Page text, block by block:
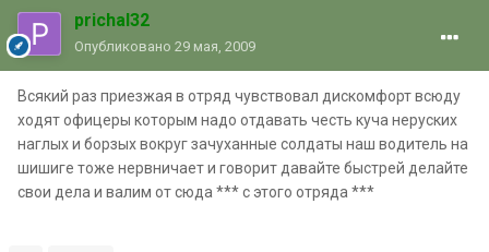
prichal32
Опубликовано 29 мая, 2009
Всякий раз приезжая в отряд чувствовал дискомфорт всюду
ходят офицеры которым надо отдавать честь куча неруских
наглых и борзых вокруг зачуханные солдаты наш водитель на
шишиге тоже нервничает и говорит давайте быстрей делайте
свои дела и валим от сюда *** с этого отряда ***